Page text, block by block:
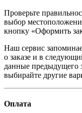
Проверьте
выбор
кнопку «Оформить
Наш сервис
о заказе и в
данные предыдущего
выбирайте другие
Оплата